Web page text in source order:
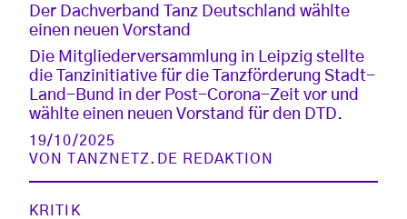
Der Dachverband Tanz Deutschland wählte
einen neuen Vorstand
Die Mitgliederversammlung in Leipzig stellte
die Tanzinitiative für die Tanzförderung Stadt-
Land-Bund in der Post-Corona-Zeit vor und
wählte einen neuen Vorstand für den DTD.
19/10/2025
VON
TANZNETZ.DE REDAKTION
KRITIK